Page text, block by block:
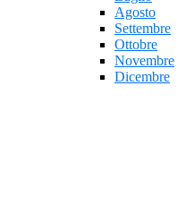
Agosto
Settembre
Ottobre
Novembre
Dicembre